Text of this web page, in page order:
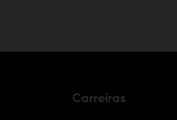
Carreiras